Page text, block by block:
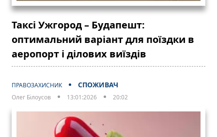
Таксі Ужгород – Будапешт:
оптимальний варіант для поїздки в
аеропорт і ділових виїздів
ПРАВОЗАХИСНИК СПОЖИВАЧ
Олег Білоусов 13:01:2026 20:02